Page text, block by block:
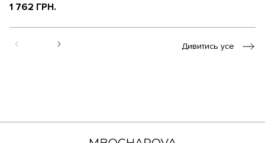
1 762 ГРН.
Дивитись усе